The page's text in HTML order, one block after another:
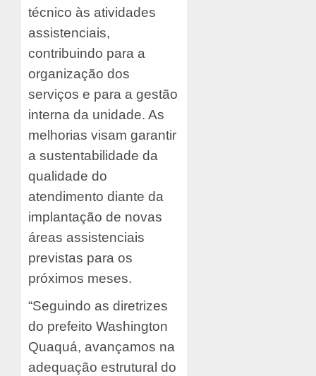
técnico às atividades
assistenciais,
contribuindo para a
organização dos
serviços e para a gestão
interna da unidade. As
melhorias visam garantir
a sustentabilidade da
qualidade do
atendimento diante da
implantação de novas
áreas assistenciais
previstas para os
próximos meses.
“Seguindo as diretrizes
do prefeito Washington
Quaquá, avançamos na
adequação estrutural do